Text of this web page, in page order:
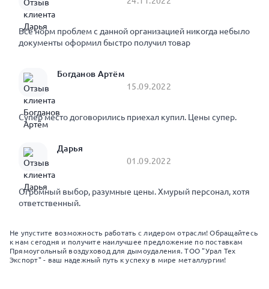
Все норм проблем с данной организацией никогда небыло
документы оформил быстро получил товар
Богданов Артём
15.09.2022
Супер место договорились приехал купил. Цены супер.
Дарья
01.09.2022
Огромный выбор, разумные цены. Хмурый персонал, хотя
ответственный.
Не упустите возможность работать с лидером отрасли! Обращайтесь
к нам сегодня и получите наилучшее предложение по поставкам
Прямоугольный воздуховод для дымоудаления. ТОО "Урал Тех
Экспорт" - ваш надежный путь к успеху в мире металлургии!